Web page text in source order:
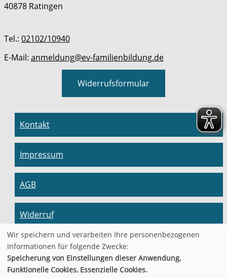
40878 Ratingen
Tel.: 02102/10940
E-Mail: anmeldung@ev-familienbildung.de
Widerrufsformular
Kontakt
Impressum
AGB
Widerruf
Datenschutzerklärung
Wir speichern und verarbeiten Ihre personenbezogenen
Informationen für folgende Zwecke:
Speicherung von Einstellungen dieser Anwendung,
Funktionelle Cookies, Essenzielle Cookies.